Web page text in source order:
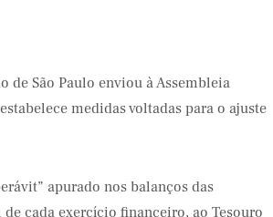
de São Paulo enviou à Assembleia
medidas voltadas para o ajuste
apurado nos balanços das
cada exercício financeiro, ao Tesouro